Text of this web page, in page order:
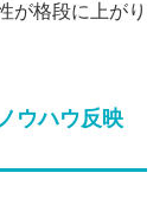
が格段に上がり
ウハウ反映